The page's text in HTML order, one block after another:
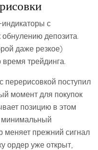
с
обнулению депозита.
даже резкое)
время трейдинга.
перерисовкой поступил
момент для покупок
позицию в этом
минимальный
меняет прежний сигнал
ордер уже открыт,